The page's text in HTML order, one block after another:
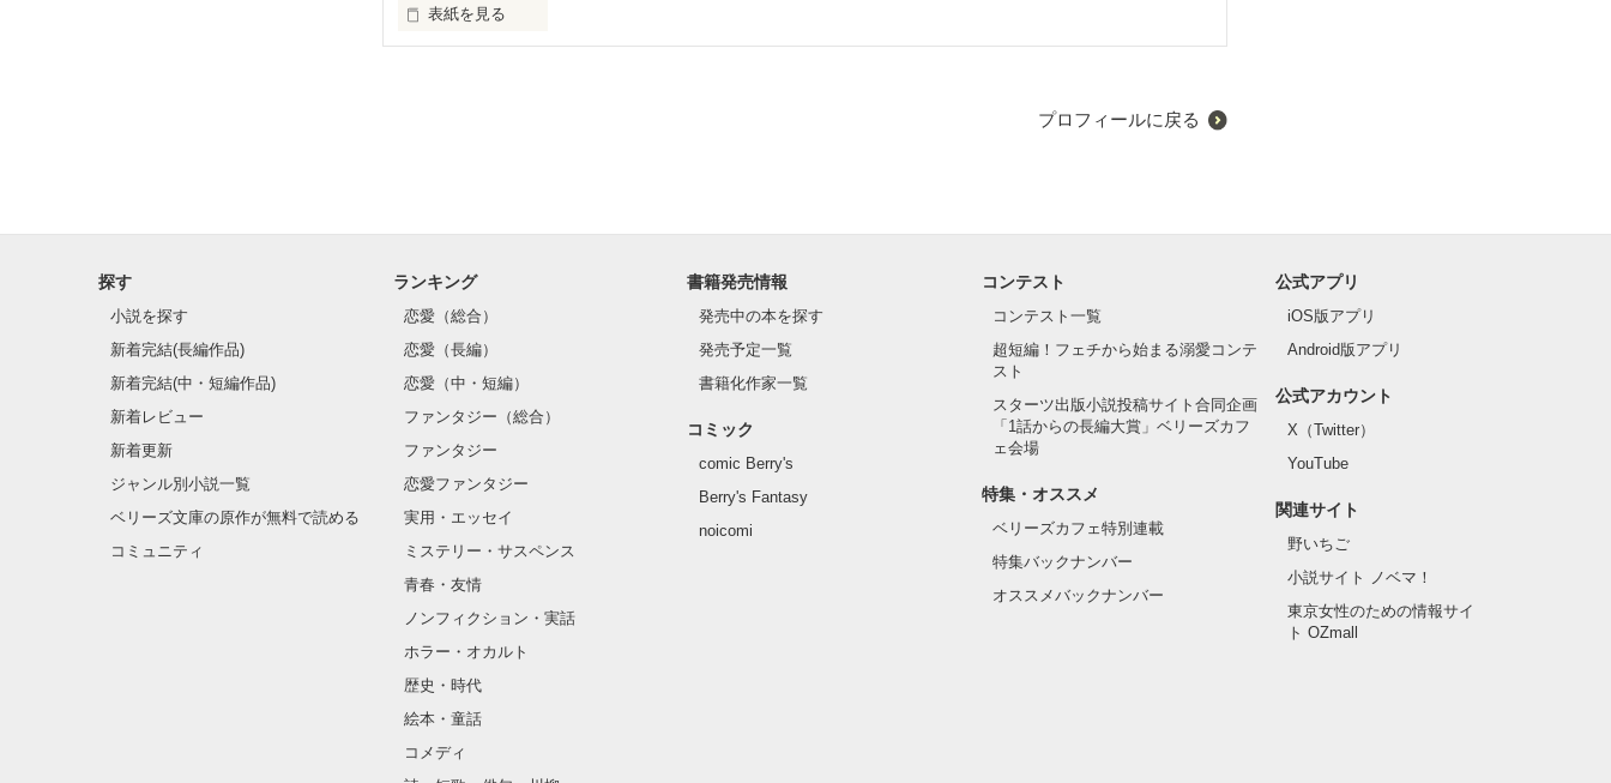
私のアピールを『ムシ』してくる先生。
私/俺は今日も
表紙を見る
プロフィールに戻る
探す
小説を探す
新着完結(長編作品)
新着完結(中・短編作品)
新着レビュー
新着更新
ジャンル別小説一覧
ベリーズ文庫の原作が無料で読める
コミュニティ
ランキング
恋愛（総合）
恋愛（長編）
恋愛（中・短編）
ファンタジー（総合）
ファンタジー
恋愛ファンタジー
実用・エッセイ
ミステリー・サスペンス
青春・友情
ノンフィクション・実話
ホラー・オカルト
歴史・時代
絵本・童話
コメディ
書籍発売情報
発売中の本を探す
発売予定一覧
書籍化作家一覧
コミック
comic Berry's
Berry's Fantasy
noicomi
コンテスト
コンテスト一覧
超短編！フェチから始まる溺愛コンテ
スト
スターツ出版小説投稿サイト合同企画
「1話からの長編大賞」ベリーズカフ
ェ会場
特集・オススメ
ベリーズカフェ特別連載
特集バックナンバー
オススメバックナンバー
公式アプリ
iOS版アプリ
Android版アプリ
公式アカウント
X（Twitter）
YouTube
関連サイト
野いちご
小説サイト ノベマ！
東京女性のための情報サイ
ト OZmall